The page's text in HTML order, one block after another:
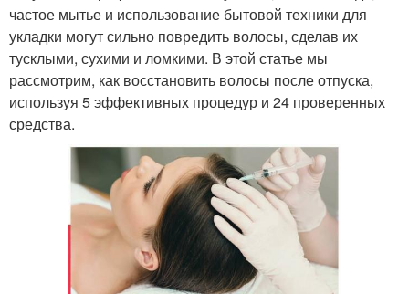
частое мытье и использование бытовой техники для
укладки могут сильно повредить волосы, сделав их
тусклыми, сухими и ломкими. В этой статье мы
рассмотрим, как восстановить волосы после отпуска,
используя 5 эффективных процедур и 24 проверенных
средства.